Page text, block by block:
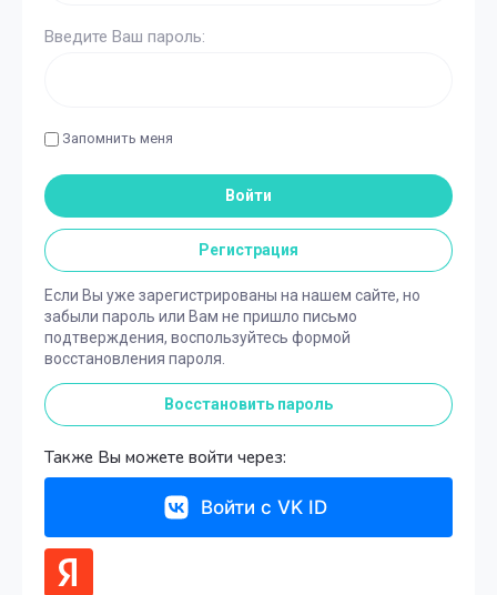
Введите Ваш пароль:
Запомнить меня
Войти
Регистрация
Если Вы уже зарегистрированы на нашем сайте, но
забыли пароль или Вам не пришло письмо
подтверждения, воспользуйтесь формой
восстановления пароля.
Восстановить пароль
Также Вы можете войти через:
Войти с VK ID